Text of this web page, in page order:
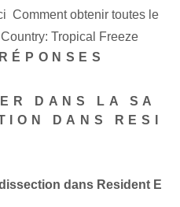
Comment obtenir toutes le
Tropical Freeze
DANS LA SA
DANS RESI
dans Resident E